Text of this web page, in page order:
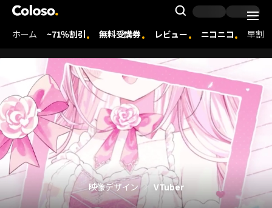
Coloso. | コロソ.
Search
Coloso Menu
ホーム ~71％割引 無料受講券 レビュー ニコニコ 早割
映像デザイン VTuber